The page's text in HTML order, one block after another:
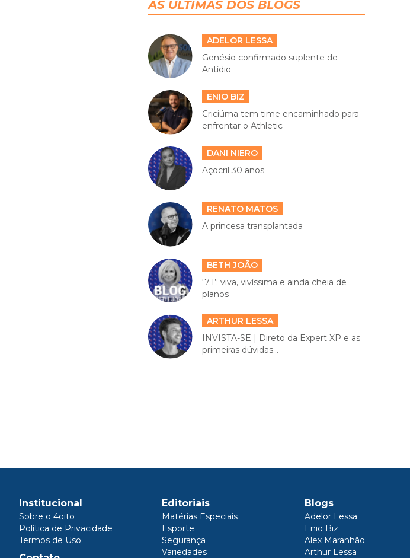
AS ÚLTIMAS DOS BLOGS
ADELOR LESSA
Genésio confirmado suplente de
Antídio
ENIO BIZ
Criciúma tem time encaminhado para
enfrentar o Athletic
DANI NIERO
Açocril 30 anos
RENATO MATOS
A princesa transplantada
BETH JOÃO
‘7.1’: viva, vivíssima e ainda cheia de
planos
ARTHUR LESSA
INVISTA-SE | Direto da Expert XP e as
primeiras dúvidas...
Institucional
Sobre o 4oito
Política de Privacidade
Termos de Uso
Editoriais
Matérias Especiais
Esporte
Segurança
Variedades
Blogs
Adelor Lessa
Enio Biz
Alex Maranhão
Arthur Lessa